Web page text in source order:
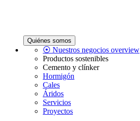
Quiénes somos
⦿ Nuestros negocios overview
Productos sostenibles
Cemento y clínker
Hormigón
Cales
Áridos
Servicios
Proyectos